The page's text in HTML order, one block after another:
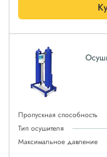
Пропускная способность
Тип осушителя
Максимальное давление